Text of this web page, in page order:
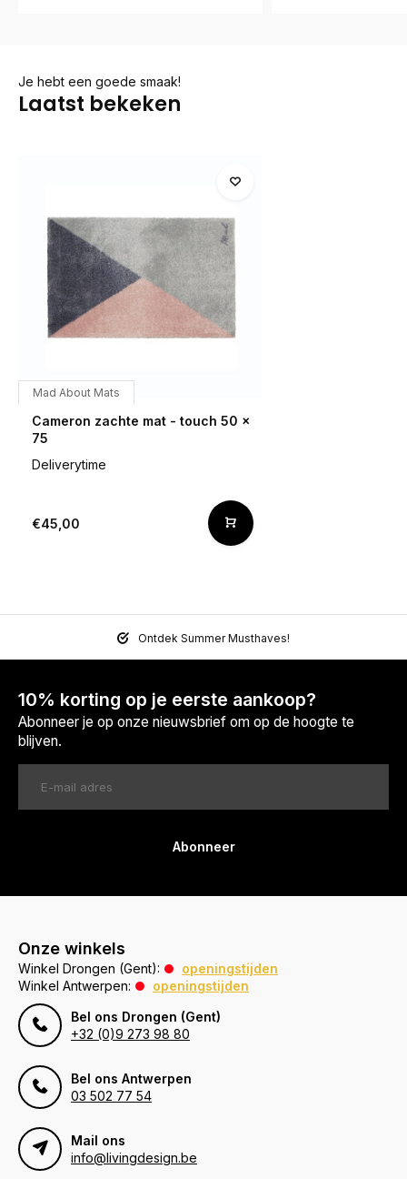
Je hebt een goede smaak!
Laatst bekeken
Mad About Mats
Cameron zachte mat - touch 50 x
75
Deliverytime
€45,00
Ontdek Summer Musthaves!
10% korting op je eerste aankoop?
Abonneer je op onze nieuwsbrief om op de hoogte te
blijven.
Abonneer
Onze winkels
Winkel Drongen (Gent):
openingstijden
Winkel Antwerpen:
openingstijden
Bel ons Drongen (Gent)
+32 (0)9 273 98 80
Bel ons Antwerpen
03 502 77 54
Mail ons
info@livingdesign.be